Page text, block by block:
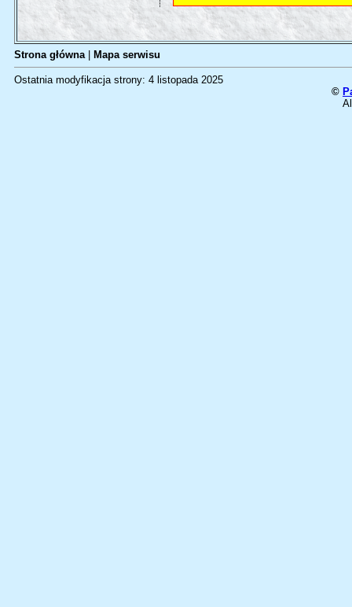
Strona główna| Mapa serwisu
Ostatnia modyfikacja strony: 4 listopada 2025
©